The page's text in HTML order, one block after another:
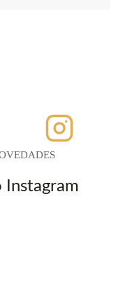
Instagram